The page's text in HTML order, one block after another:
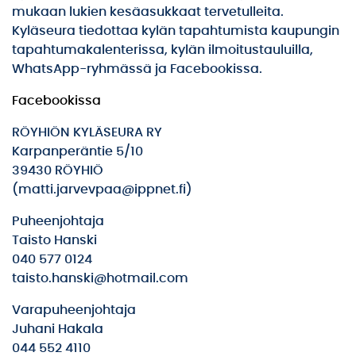
mukaan lukien kesäasukkaat tervetulleita.
Kyläseura tiedottaa kylän tapahtumista kaupungin
tapahtumakalenterissa, kylän ilmoitustauluilla,
WhatsApp-ryhmässä ja Facebookissa.
Facebookissa
RÖYHIÖN KYLÄSEURA RY
Karpanperäntie 5/10
39430 RÖYHIÖ
(matti.jarvevpaa@ippnet.fi)
Puheenjohtaja
Taisto Hanski
040 577 0124
taisto.hanski@hotmail.com
Varapuheenjohtaja
Juhani Hakala
044 552 4110